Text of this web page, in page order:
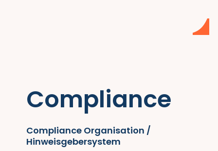
Compliance
Compliance Organisation /
Hinweisgebersystem